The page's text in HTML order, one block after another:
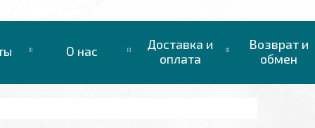
О нас
Доставка и
оплата
Возврат и
обмен